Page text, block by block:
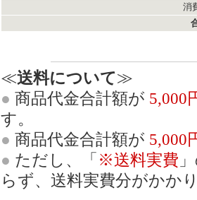
消
≪送料について≫
● 商品代金合計額が 5,000
す。
● 商品代金合計額が 5,000
● ただし、「 ※送料実費
らず、送料実費分がかか